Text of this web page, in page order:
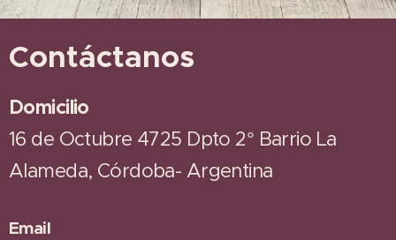
Contáctanos
Domicilio
16 de Octubre 4725 Dpto 2° Barrio La
Alameda, Córdoba- Argentina
Email